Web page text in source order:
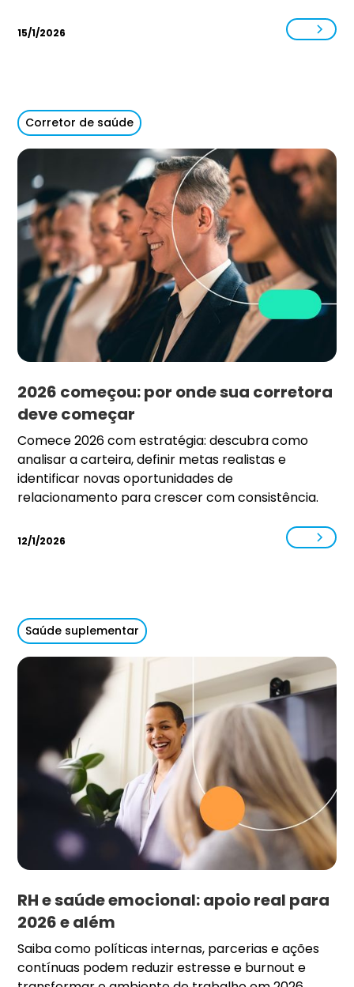
15/1/2026
Corretor de saúde
2026 começou: por onde sua corretora
deve começar
Comece 2026 com estratégia: descubra como
analisar a carteira, definir metas realistas e
identificar novas oportunidades de
relacionamento para crescer com consistência.
12/1/2026
Saúde suplementar
RH e saúde emocional: apoio real para
2026 e além
Saiba como políticas internas, parcerias e ações
contínuas podem reduzir estresse e burnout e